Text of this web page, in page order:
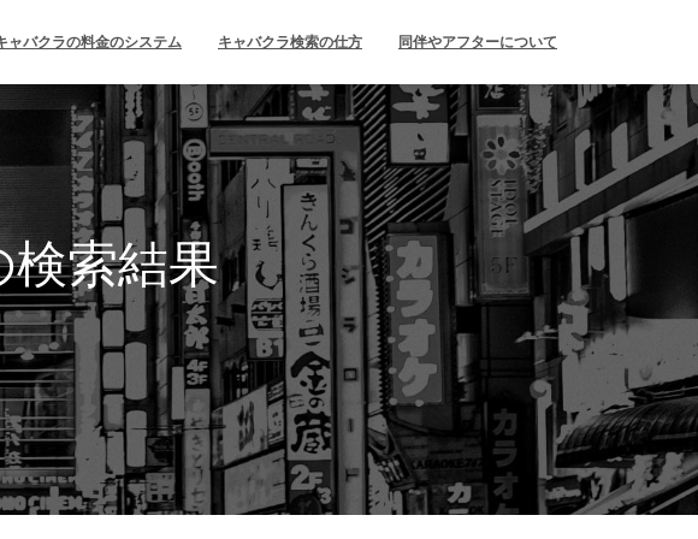
ャバクラの料金のシステム キャバクラ検索の仕方 同伴やアフターについて
索結果